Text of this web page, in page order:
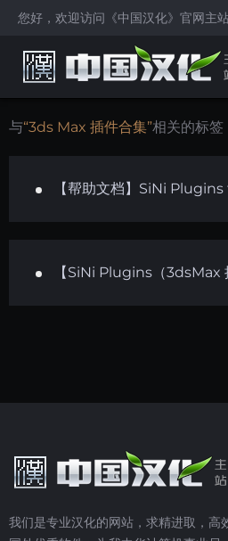
您好，欢迎访问《中国汉化》官网主
与“3ds Max 插件合集”相关的标签
【帮助文档】SiNi
【SiNi Plugins（3dsMax
我们是专业汉化的网站，求精进取，